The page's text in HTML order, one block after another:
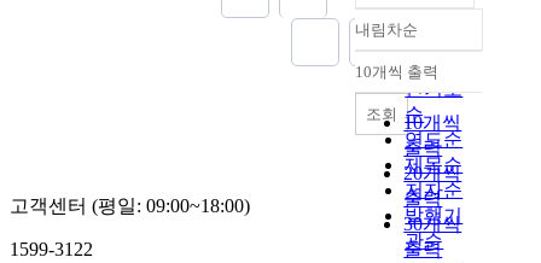
정확도
순
인기도
순
연도순
제목순
저자순
발행기
관순
내림차순
내림차순
10개씩 출력
10개씩
출력
20개씩
출력
30개씩
출력
조회
고객센터 (평일: 09:00~18:00)
1599-3122